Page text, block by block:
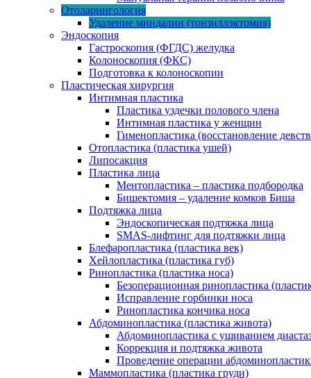
Отоларингология
Удаление миндалин (тонзиллэктомия)
Эндоскопия
Гастроскопия (ФГДС) желудка
Колоноскопия (ФКС)
Подготовка к колоноскопии
Пластическая хирургия
Интимная пластика
Пластика уздечки полового члена
Интимная пластика у женщин
Гименопластика (восстановление
Отопластика (пластика ушей)
Липосакция
Пластика лица
Ментопластика – пластика подбородка
Бишектомия – удаление комков Биша
Подтяжка лица
Эндоскопическая подтяжка лица
SMAS-лифтинг для подтяжки лица
Блефаропластика (пластика век)
Хейлопластика (пластика губ)
Ринопластика (пластика носа)
Безоперационная ринопластика
Исправление горбинки носа
Ринопластика кончика носа
Абдоминопластика (пластика живота)
Абдоминопластика с ушиванием
Коррекция и подтяжка живота
Проведение операции
Маммопластика (пластика груди)